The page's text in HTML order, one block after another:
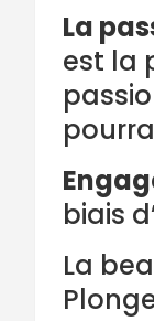
La
est la
biais
La